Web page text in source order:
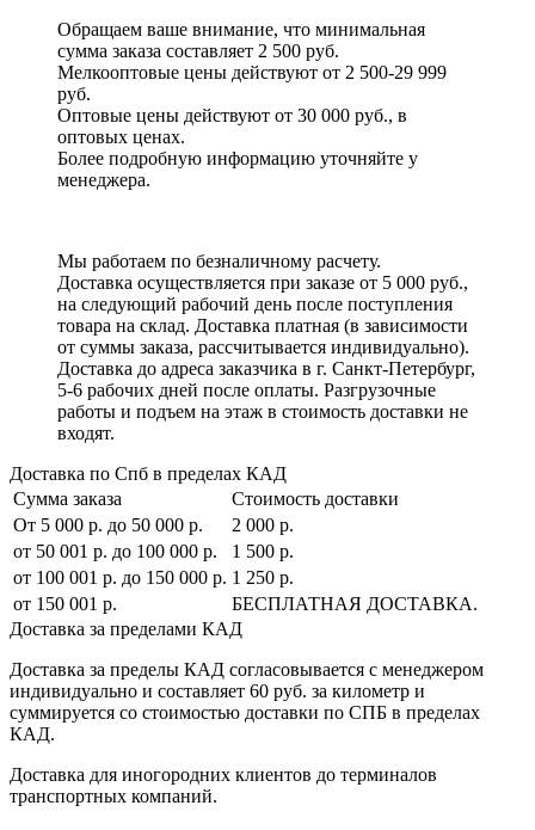
Обращаем ваше внимание, что минимальная
сумма заказа составляет 2 500 руб.
Мелкооптовые цены действуют от 2 500-29 999
руб.
Оптовые цены действуют от 30 000 руб., в
оптовых ценах.
Более подробную информацию уточняйте у
менеджера.
Мы работаем по безналичному расчету.
Доставка осуществляется при заказе от 5 000 руб.,
на следующий рабочий день после поступления
товара на склад. Доставка платная (в зависимости
от суммы заказа, рассчитывается индивидуально).
Доставка до адреса заказчика в г. Санкт-Петербург,
5-6 рабочих дней после оплаты. Разгрузочные
работы и подъем на этаж в стоимость доставки не
входят.
Доставка по Спб в пределах КАД
Сумма заказа
Стоимость доставки
От 5 000 р. до 50 000 р.
2 000 р.
от 50 001 р. до 100 000 р.
1 500 р.
от 100 001 р. до 150 000 р. 1 250 р.
от 150 001 р.
БЕСПЛАТНАЯ ДОСТАВКА.
Доставка за пределами КАД
Доставка за пределы КАД согласовывается с менеджером
индивидуально и составляет 60 руб. за километр и
суммируется со стоимостью доставки по СПБ в пределах
КАД.
Доставка для иногородних клиентов до терминалов
транспортных компаний.